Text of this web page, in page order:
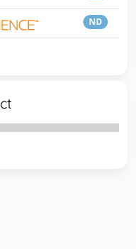
ND